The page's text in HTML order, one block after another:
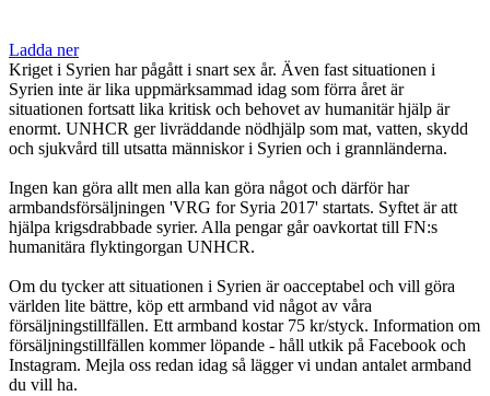
Ladda ner
Kriget i Syrien har pågått i snart sex år. Även fast situationen i
Syrien inte är lika uppmärksammad idag som förra året är
situationen fortsatt lika kritisk och behovet av humanitär hjälp är
enormt. UNHCR ger livräddande nödhjälp som mat, vatten, skydd
och sjukvård till utsatta människor i Syrien och i grannländerna.
Ingen kan göra allt men alla kan göra något och därför har
armbandsförsäljningen 'VRG for Syria 2017' startats. Syftet är att
hjälpa krigsdrabbade syrier. Alla pengar går oavkortat till FN:s
humanitära flyktingorgan UNHCR.
Om du tycker att situationen i Syrien är oacceptabel och vill göra
världen lite bättre, köp ett armband vid något av våra
försäljningstillfällen. Ett armband kostar 75 kr/styck. Information om
försäljningstillfällen kommer löpande - håll utkik på Facebook och
Instagram. Mejla oss redan idag så lägger vi undan antalet armband
du vill ha.